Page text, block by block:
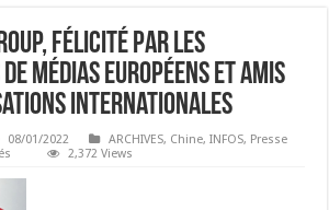
félicité par les
médias européens et amis
internationales
08/01/2022 ARCHIVES, Chine,INFOS, Presse
Media
2,372 Views